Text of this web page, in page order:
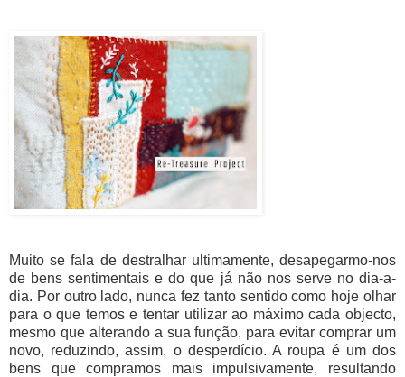
Muito se fala de destralhar ultimamente, desapegarmo-nos
de bens sentimentais e do que já não nos serve no dia-a-
dia. Por outro lado, nunca fez tanto sentido como hoje olhar
para o que temos e tentar utilizar ao máximo cada objecto,
mesmo que alterando a sua função, para evitar comprar um
novo, reduzindo, assim, o desperdício. A roupa é um dos
bens que compramos mais impulsivamente, resultando